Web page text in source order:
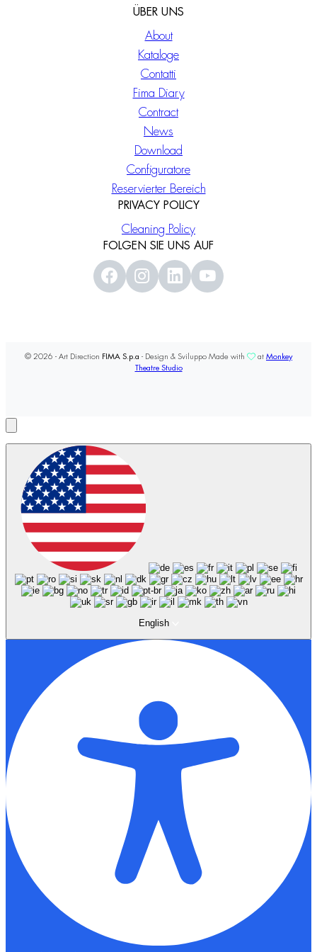
ÜBER UNS
About
Kataloge
Contatti
Fima Diary
Contract
News
Download
Configuratore
Reservierter Bereich
PRIVACY POLICY
Cleaning Policy
FOLGEN SIE UNS AUF
© 2026 - Art Direction FIMA S.p.a - Design & Sviluppo Made with at Monkey
Theatre Studio
English